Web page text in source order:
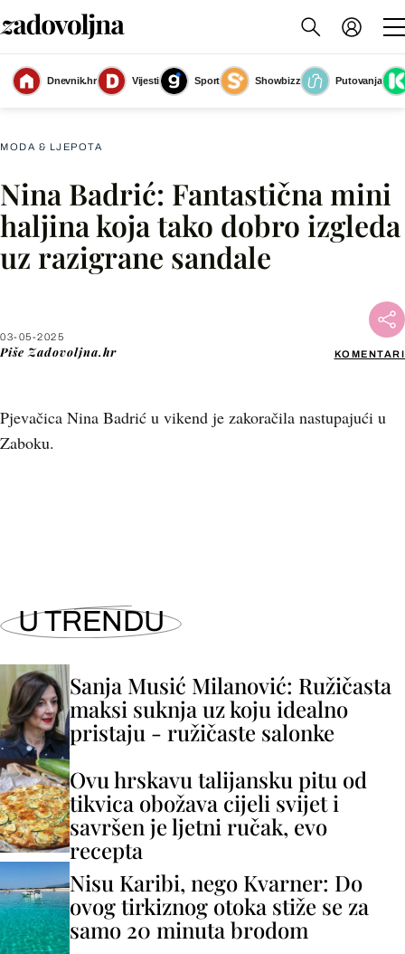
Dnevnik.hr Vijesti Sport Showbizz
Putovanja
Nina Badrić
(Foto: Instagram@badrich)
MODA & LJEPOTA
Nina Badrić: Fantastična mini
haljina koja tako dobro izgleda
uz razigrane sandale
03-05-2025
Piše Zadovoljna.hr KOMENTARI
Pjevačica Nina Badrić u vikend je zakoračila nastupajući u
Zaboku.
Facebook
X
U TRENDU
Sanja Musić Milanović: Ružičasta
maksi suknja uz koju idealno
pristaju - ružičaste salonke
Ovu hrskavu talijansku pitu od
tikvica obožava cijeli svijet i
savršen je ljetni ručak, evo
recepta
Nisu Karibi, nego Kvarner: Do
ovog tirkiznog otoka stiže se za
samo 20 minuta brodom